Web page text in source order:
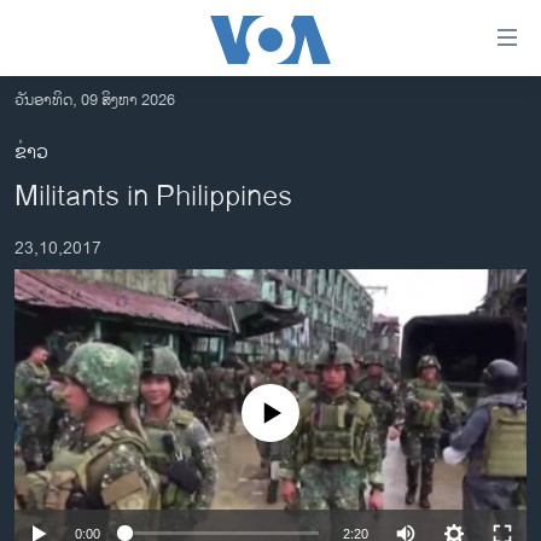
ເຂົ້າ
ຫາ
ຂ້າມ
ຂ້າມ
ໄປ
ຫາ
ຊອກ
ອາເມຣິກາ
ການເລືອກຕັ້ງ ປະທານາທີບໍດີ ສະຫະລັດ 2024
ຂ່າວ​ຈີນ
ໂລກ
ເອເຊຍ
ອິດສະຫຼະພາບດ້ານການຂ່າວ
ຊີວິດຊາວລາວ
ຊຸມຊົນຊາວລາວ
ວັນອາທິດ, 09 ສິງຫາ 2026
ຂ່າວ
Militants in Philippines
23,10,2017
No media source currently available
0:00 2:20